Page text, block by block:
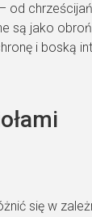
od
są jako
i boską
się w